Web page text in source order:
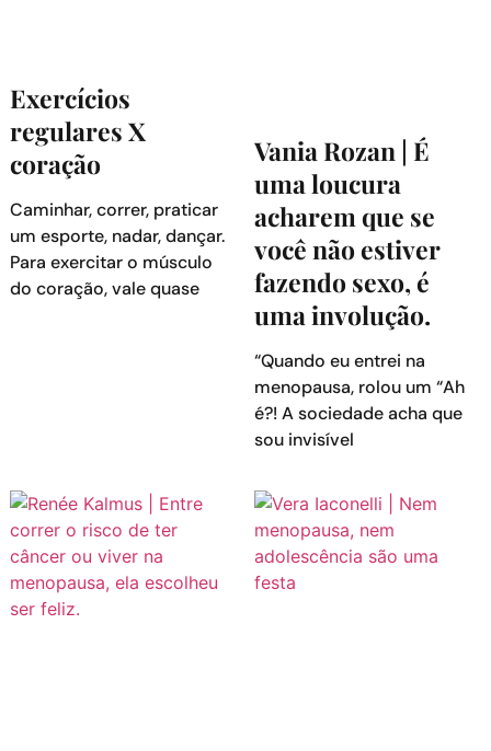
Exercícios
regulares X
coração
Caminhar, correr, praticar
um esporte, nadar, dançar.
Para exercitar o músculo
do coração, vale quase
Vania Rozan | É
uma loucura
acharem que se
você não estiver
fazendo sexo, é
uma involução.
“Quando eu entrei na
menopausa, rolou um “Ah
é?! A sociedade acha que
sou invisível